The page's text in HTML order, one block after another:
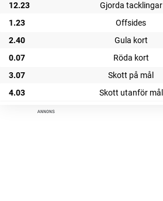
12.23
Gjorda tacklingar
1.23
Offsides
2.40
Gula kort
0.07
Röda kort
3.07
Skott på mål
4.03
Skott utanför mål
ANNONS